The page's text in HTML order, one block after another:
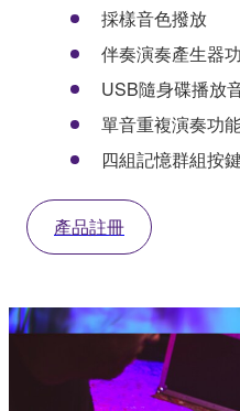
採樣音色撥放
伴奏演奏產生器
USB隨身碟播放
單音重複演奏功
四組記憶群組按鍵
產品註冊